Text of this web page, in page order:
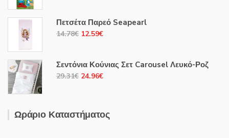
10.20€.είναι:
8.68€.
Πετσέτα Παρεό Seapearl
14.78€ Original
14.78€.
12.59€Η
είναι:
12.59€.
Σεντόνια Κούνιας Σετ Carousel Λευκό-Ροζ
29.31€ Original
29.31€.
24.96€Η
είναι:
Ωράριο Καταστήματος